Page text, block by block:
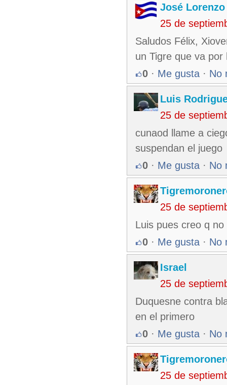
José
25 de
Saludos Félix,
un Tigre que va por
0 · Me gusta · No
Luis
25 de
cunaod llame a
suspendan el juego
0 · Me gusta · No
25 de
Luis pues creo q
0 · Me gusta · No
Israel
25 de
Duquesne contra
en el primero
0 · Me gusta · No
25 de